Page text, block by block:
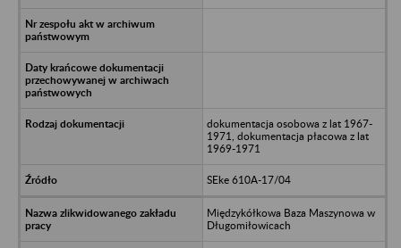
dokumentacja osobowa z lat 1967-
1971, dokumentacja płacowa z lat
1969-1971
SEke 610A-17/04
Międzykółkowa Baza Maszynowa w
Długomiłowicach